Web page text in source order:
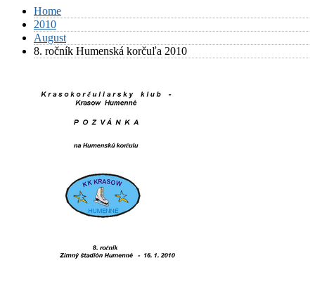
Home
2010
August
8. ročník Humenská korčuľa 2010